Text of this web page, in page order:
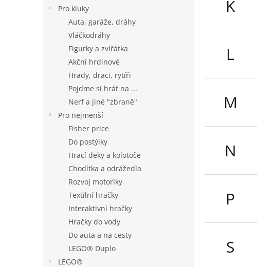
Pro kluky
Auta, garáže, dráhy
Vláčkodráhy
Figurky a zvířátka
Akční hrdinové
Hrady, draci, rytíři
Pojďme si hrát na ...
Nerf a jiné "zbraně"
Pro nejmenší
Fisher price
Do postýlky
Hrací deky a kolotoče
Chodítka a odrážedla
Rozvoj motoriky
Textilní hračky
Interaktivní hračky
Hračky do vody
Do auta a na cesty
LEGO® Duplo
LEGO®
K
L
M
N
P
S